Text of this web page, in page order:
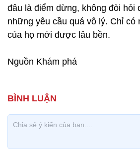
đâu là điểm dừng, không đòi hỏi
những yêu cầu quá vô lý. Chỉ có
của họ mới được lâu bền.
Nguồn Khám phá